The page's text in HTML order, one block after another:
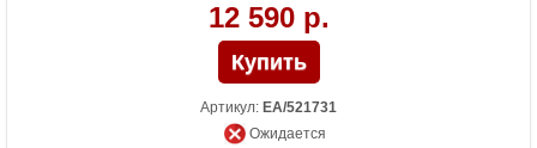
12 590 р.
Артикул: EA/521731
Ожидается